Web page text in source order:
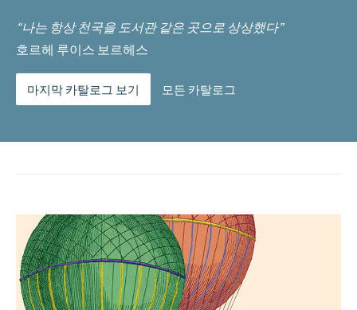
“나는 항상 천국을 도서관 같은 곳으로 상상했다”
호르헤 루이스 보르헤스
마지막 카탈로그 보기 모든 카탈로그